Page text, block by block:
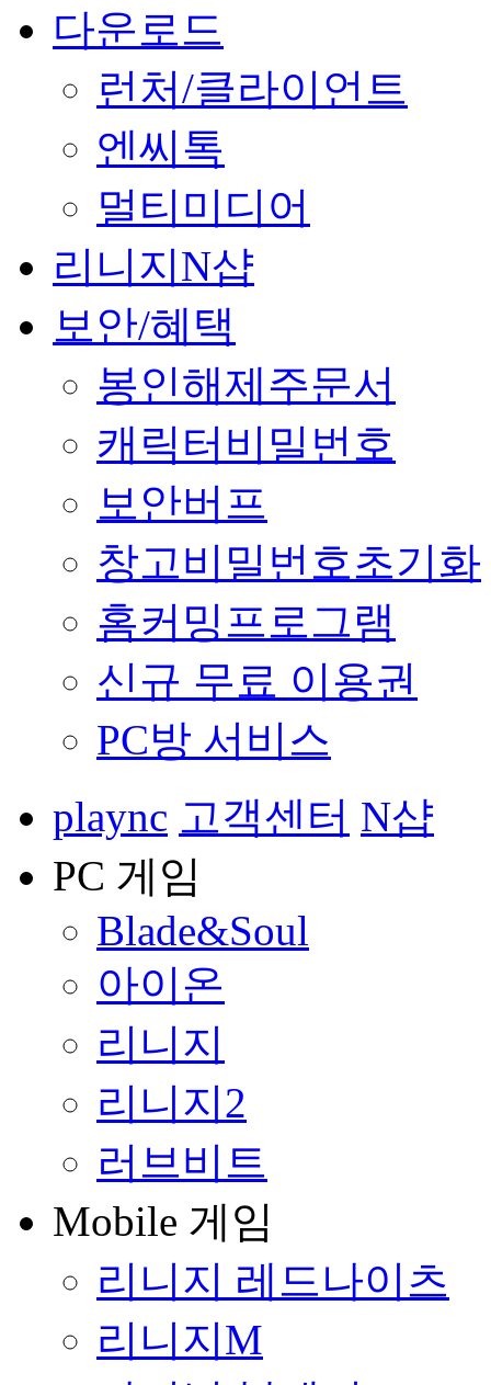
다운로드
런처/클라이언트
엔씨톡
멀티미디어
리니지N샵
보안/혜택
봉인해제주문서
캐릭터비밀번호
보안버프
창고비밀번호초기화
홈커밍프로그램
신규 무료 이용권
PC방 서비스
plaync 고객센터 N샵
PC 게임
Blade&Soul
아이온
리니지
리니지2
러브비트
Mobile 게임
리니지 레드나이츠
리니지M